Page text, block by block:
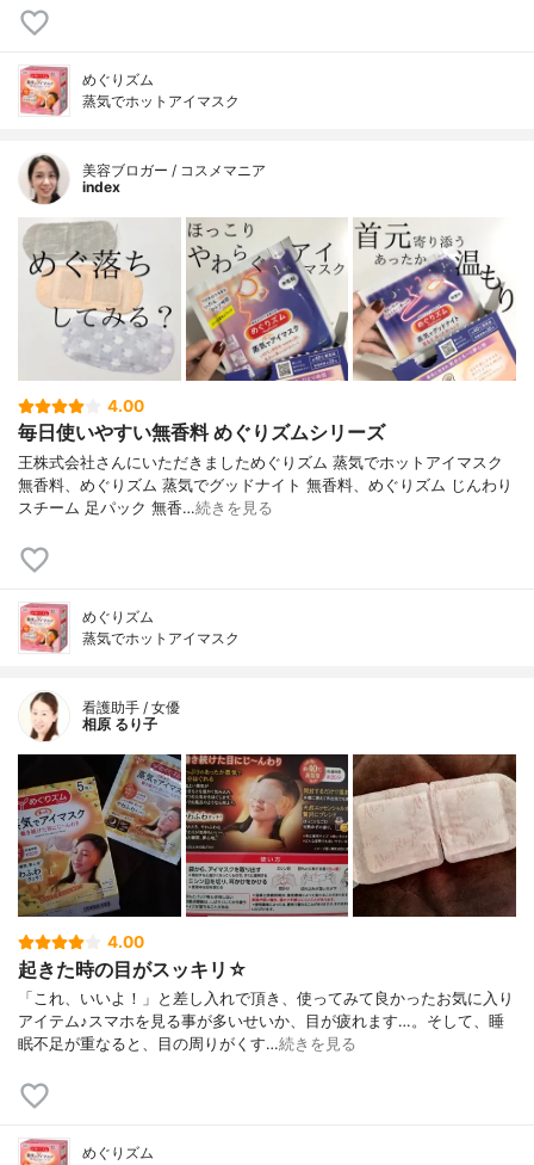
めぐりズム
蒸気でホットアイマスク
美容ブロガー / コスメマニア
index
4.00
毎日使いやすい無香料 めぐりズムシリーズ
王株式会社さんにいただきましためぐりズム 蒸気でホットアイマスク
無香料、めぐりズム 蒸気でグッドナイト 無香料、めぐりズム じんわり
スチーム 足パック 無香…続きを見る
めぐりズム
蒸気でホットアイマスク
看護助手 / 女優
相原 るり子
4.00
起きた時の目がスッキリ☆
「これ、いいよ！」と差し入れで頂き、使ってみて良かったお気に入り
アイテム♪スマホを見る事が多いせいか、目が疲れます…。そして、睡
眠不足が重なると、目の周りがくす…続きを見る
めぐりズム